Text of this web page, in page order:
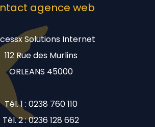
agence web
Solutions Internet
112 Rue des Murlins
ORLEANS 45000
Tél. 1 : 0238 760 110
Tél. 2 : 0236 128 662